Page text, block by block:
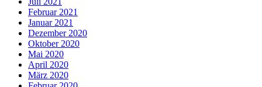
Februar 2021
Januar 2021
Dezember 2020
Oktober 2020
Mai 2020
April 2020
März 2020